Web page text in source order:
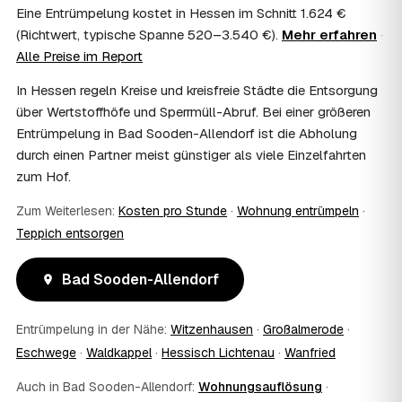
Im Einzelfall ist das möglich — etwa bei einer
Wohnungsauflösung im Rahmen von Sozialhilfe oder
einem vom Amt veranlassten Umzug. Wichtig: Den Antrag
und holen die Kostenübernahme schriftlich ein. AWL
Zentrum vermittelt die Entrümpler, entscheidet aber nicht
über die Kostenübernahme.
08 Bekomme ich einen Entsorgungsnachweis?
Ja. Die Partner entsorgen über zugelassene Höfe und
wichtig zum Beispiel für Vermieter, Nachlassverwaltung
oder die eigene Dokumentation.
Nicht zwingend. Viele Kunden in Bad Sooden-Allendorf
sind nur zur Übergabe und zum Abschluss vor Ort; den
stimmen Sie direkt mit dem Entrümpler ab.
10 Was ist im Festpreis enthalten?
Ausräumen, Tragen und Verladen, den Transport sowie die
Eine Entrümpelung kostet in Hessen im Schnitt 1.624 €
(Richtwert, typische Spanne 520–3.540 €). Mehr erfahren ·
Alle Preise im Report
In Hessen regeln Kreise und kreisfreie Städte die Entsorgung
über Wertstoffhöfe und Sperrmüll-Abruf. Bei einer größeren
Entrümpelung in Bad Sooden-Allendorf ist die Abholung
durch einen Partner meist günstiger als viele Einzelfahrten
zum Hof.
Zum Weiterlesen: Kosten pro Stunde · Wohnung entrümpeln ·
Teppich entsorgen
Bad Sooden-Allendorf
Entrümpelung in der Nähe: Witzenhausen · Großalmerode ·
Eschwege · Waldkappel· Hessisch Lichtenau · Wanfried
Auch in Bad Sooden-Allendorf: Wohnungsauflösung ·